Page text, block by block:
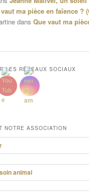
ma pièce en faïence ?
dansQue vaut ma
LES RÉSEAUX SOCIAUX
NOTRE ASSOCIATION